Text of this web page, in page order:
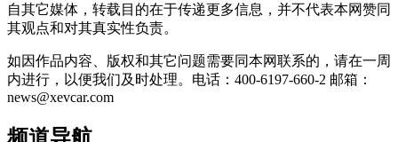
自其它媒体，转载目的在于传递更多信息，并不代表本网赞同
其观点和对其真实性负责。
如因作品内容、版权和其它问题需要同本网联系的，请在一周
内进行，以便我们及时处理。电话：400-6197-660-2 邮箱：
news@xevcar.com
频道导航